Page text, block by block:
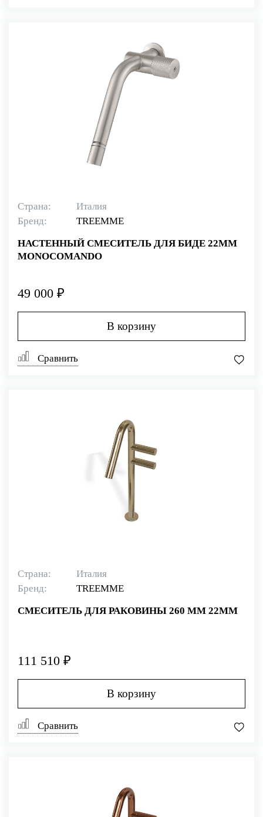
Страна:
Италия
Бренд:
TREEMME
НАСТЕННЫЙ СМЕСИТЕЛЬ ДЛЯ БИДЕ 22ММ
MONOCOMANDO
49 000 ₽
В корзину
Сравнить
Страна:
Италия
Бренд:
TREEMME
СМЕСИТЕЛЬ ДЛЯ РАКОВИНЫ 260 ММ 22MM
111 510 ₽
В корзину
Сравнить